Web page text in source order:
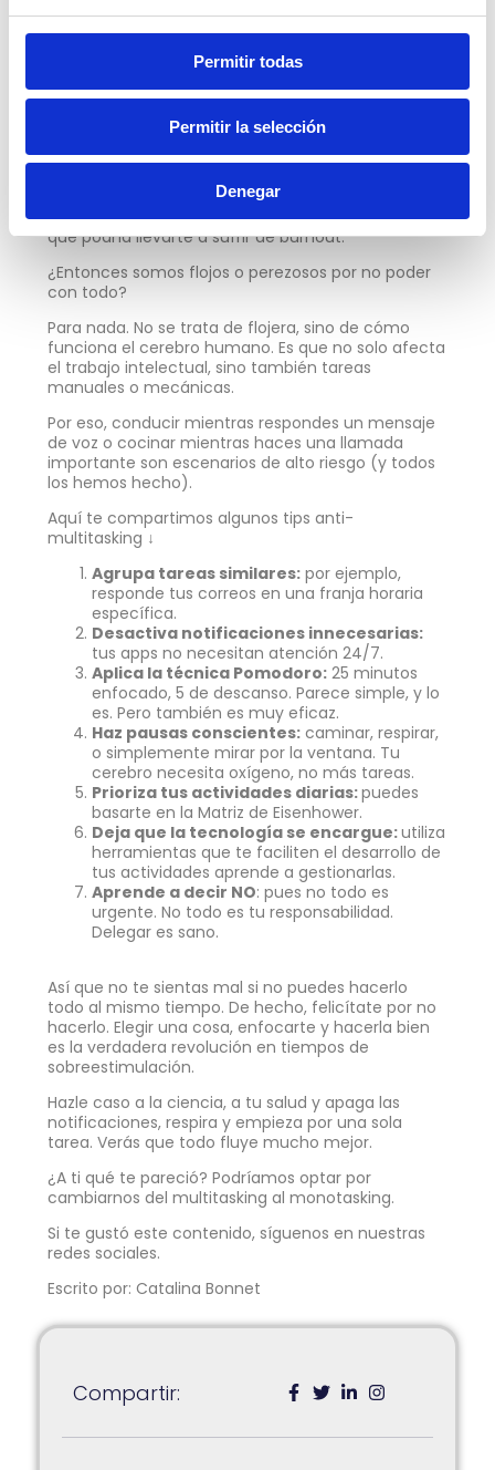
Permitir todas
Permitir la selección
Denegar
agotamiento, quizás hayas oído el término del
Síndrome burnout.
Básicamente, consiste en un padecimiento o
hacia el estrés generado comúnmente en el
El multitasking según expertos es una de las causas
que podría llevarte a sufrir de burnout.
¿Entonces somos flojos o perezosos por no poder
con todo?
Para nada. No se trata de flojera, sino de cómo
funciona el cerebro humano. Es que no solo afecta
el trabajo intelectual, sino también tareas
manuales o mecánicas.
Por eso, conducir mientras respondes un mensaje
de voz o cocinar mientras haces una llamada
importante son escenarios de alto riesgo (y todos
los hemos hecho).
Aquí te compartimos algunos tips anti-
multitasking ↓
Agrupa tareas similares: por ejemplo,
responde tus correos en una franja horaria
específica.
Desactiva notificaciones innecesarias:
tus apps no necesitan atención 24/7.
Aplica la técnica Pomodoro: 25 minutos
enfocado, 5 de descanso. Parece simple, y lo
es. Pero también es muy eficaz.
Haz pausas conscientes: caminar, respirar,
o simplemente mirar por la ventana. Tu
cerebro necesita oxígeno, no más tareas.
Prioriza tus actividades diarias:puedes
basarte en la Matriz de Eisenhower.
Deja que la tecnología se encargue:utiliza
herramientas que te faciliten el desarrollo de
tus actividades aprende a gestionarlas.
Aprende a decir NO: pues no todo es
urgente. No todo es tu responsabilidad.
Delegar es sano.
Así que no te sientas mal si no puedes hacerlo
todo al mismo tiempo. De hecho, felicítate por no
hacerlo. Elegir una cosa, enfocarte y hacerla bien
es la verdadera revolución en tiempos de
sobreestimulación.
Hazle caso a la ciencia, a tu salud y apaga las
notificaciones, respira y empieza por una sola
tarea. Verás que todo fluye mucho mejor.
¿A ti qué te pareció? Podríamos optar por
cambiarnos del multitasking al monotasking.
Si te gustó este contenido, síguenos en nuestras
redes sociales.
Escrito por: Catalina Bonnet
Compartir: